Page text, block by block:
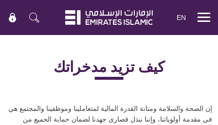
Mobile
EN
كيف تزيد مدخراتك
إن الصحة والسلامة ومتانة القدرة المالية لمتعاملينا وموظفينا والمجتمع هي
في مقدمة أولوياتنا، وإننا نبذل قصارى جهدنا لضمان حماية الجميع من